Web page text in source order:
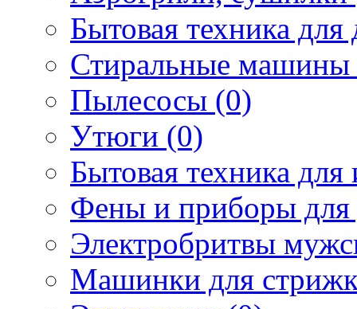
Бытовая техника
Стиральные машины
Пылесосы (0)
Утюги (0)
Бытовая техника
Фены и приборы для
Электробритвы
Машинки для